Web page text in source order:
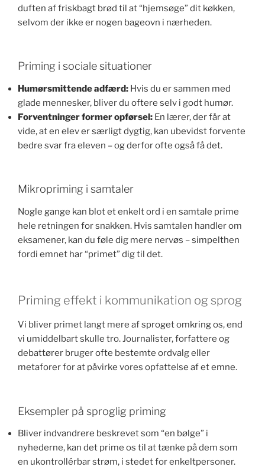
duften af friskbagt brød til at “hjemsøge” dit køkken,
selvom der ikke er nogen bageovn i nærheden.
Priming i sociale situationer
Humørsmittende adfærd: Hvis du er sammen med
glade mennesker, bliver du oftere selv i godt humør.
Forventninger former opførsel: En lærer, der får at
vide, at en elev er særligt dygtig, kan ubevidst forvente
bedre svar fra eleven – og derfor ofte også få det.
Mikropriming i samtaler
Nogle gange kan blot et enkelt ord i en samtale prime
hele retningen for snakken. Hvis samtalen handler om
eksamener, kan du føle dig mere nervøs – simpelthen
fordi emnet har “primet” dig til det.
Priming effekt i kommunikation og sprog
Vi bliver primet langt mere af sproget omkring os, end
vi umiddelbart skulle tro. Journalister, forfattere og
debattører bruger ofte bestemte ordvalg eller
metaforer for at påvirke vores opfattelse af et emne.
Eksempler på sproglig priming
Bliver indvandrere beskrevet som “en bølge” i
nyhederne, kan det prime os til at tænke på dem som
en ukontrollérbar strøm, i stedet for enkeltpersoner.